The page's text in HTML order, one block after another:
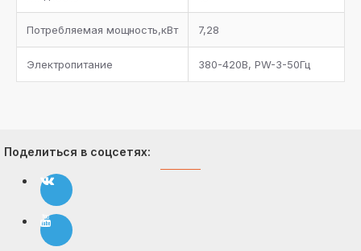
Потребляемая мощность,кВт 7,28
Электропитание 380-420В, PW-3-50Гц
Поделиться в соцсетях: